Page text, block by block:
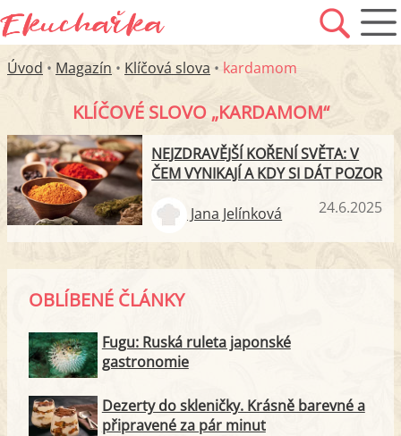
Úvod • Magazín • Klíčová slova • kardamom
KLÍČOVÉ SLOVO „KARDAMOM“
NEJZDRAVĚJŠÍ KOŘENÍ SVĚTA: V
ČEM VYNIKAJÍ A KDY SI DÁT POZOR
Jana Jelínková 24.6.2025
OBLÍBENÉ ČLÁNKY
Fugu: Ruská ruleta japonské
gastronomie
Dezerty do skleničky. Krásně barevné a
připravené za pár minut